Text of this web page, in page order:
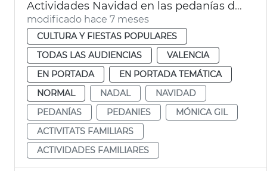
Actividades Navidad en las pedanías de València
modificado hace 7 meses
CULTURA Y FIESTAS POPULARES
TODAS LAS AUDIENCIAS
VALENCIA
EN PORTADA
EN PORTADA TEMÁTICA
NORMAL
NADAL
NAVIDAD
PEDANÍAS
PEDANIES
MÓNICA GIL
ACTIVITATS FAMILIARS
ACTIVIDADES FAMILIARES